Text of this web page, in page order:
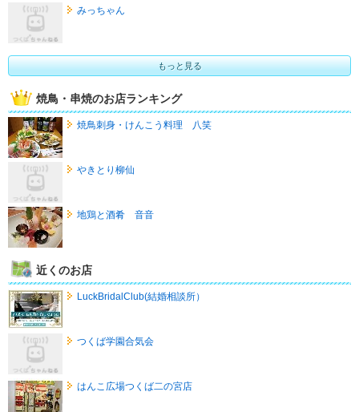
みっちゃん
もっと見る
焼鳥・串焼のお店ランキング
焼鳥刺身・けんこう料理 八笑
やきとり柳仙
地鶏と酒肴 音音
近くのお店
LuckBridalClub(結婚相談所）
つくば学園合気会
はんこ広場つくば二の宮店